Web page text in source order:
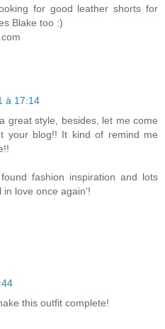
for good leather shorts for
Blake too :)
à 17:14
great style, besides, let me come
your blog!! It kind of remind me
fashion inspiration and lots
in love once again'!
this outfit complete!